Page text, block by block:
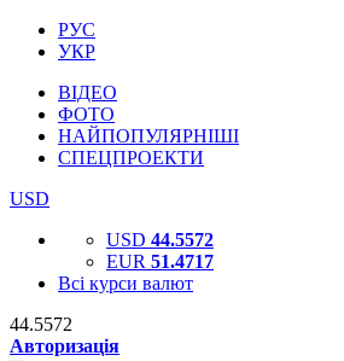
РУС
УКР
ВІДЕО
ФОТО
НАЙПОПУЛЯРНІШІ
СПЕЦПРОЕКТИ
USD
USD 44.5572
EUR 51.4717
Всі курси валют
44.5572
Авторизація